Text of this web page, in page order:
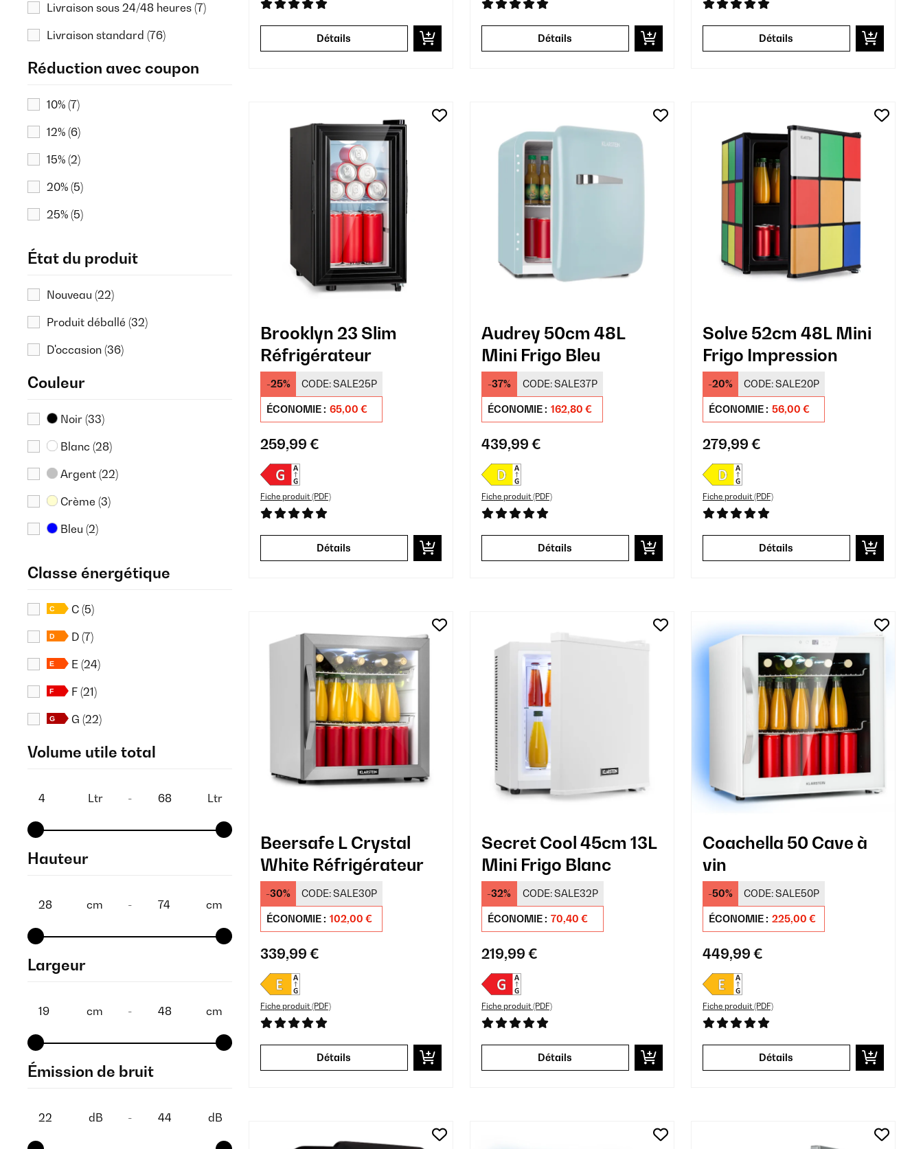
Livraison sous 24/48 heures (7)
Livraison standard (76)
Réduction avec coupon
10% (7)
12% (6)
15% (2)
20% (5)
25% (5)
30%(6)
32%(10)
35%(7)
37%(5)
État du produit
Nouveau (22)
Produit déballé (32)
D'occasion (36)
Couleur
Noir (33)
Blanc (28)
Argent (22)
Crème (3)
Bleu (2)
Classe énergétique
C (5)
D (7)
E (24)
F (21)
G (22)
Volume utile total
Ltr - Ltr
Hauteur
cm - cm
Largeur
cm - cm
Émission de bruit
dB - dB
Détails Détails Détails
Brooklyn 23 Slim
Réfrigérateur
-25% CODE:SALE25P
ÉCONOMIE : 65,00 €
259,99 €
Fiche produit (PDF)
Détails
Audrey 50cm 48L
Mini Frigo Bleu
-37% CODE:SALE37P
ÉCONOMIE : 162,80 €
439,99 €
Fiche produit (PDF)
Détails
Solve 52cm 48L Mini
Frigo Impression
-20% CODE:SALE20P
ÉCONOMIE : 56,00 €
279,99 €
Fiche produit (PDF)
Détails
Beersafe L Crystal
White Réfrigérateur
-30% CODE:SALE30P
ÉCONOMIE : 102,00 €
339,99 €
Fiche produit (PDF)
Détails
Secret Cool 45cm 13L
Mini Frigo Blanc
-32% CODE:SALE32P
ÉCONOMIE : 70,40 €
219,99 €
Fiche produit (PDF)
Détails
Coachella 50 Cave à
vin
-50% CODE:SALE50P
ÉCONOMIE : 225,00 €
449,99 €
Fiche produit (PDF)
Détails